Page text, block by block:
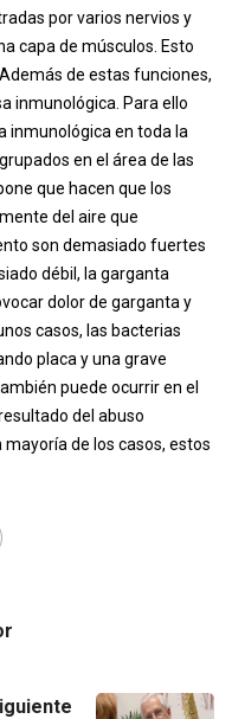
por varios nervios y
capa de músculos. Esto
de estas funciones,
inmunológica. Para ello
inmunológica en toda la
en el área de las
que hacen que los
del aire que
son demasiado fuertes
débil, la garganta
dolor de garganta y
casos, las bacterias
placa y una grave
puede ocurrir en el
del abuso
de los casos, estos